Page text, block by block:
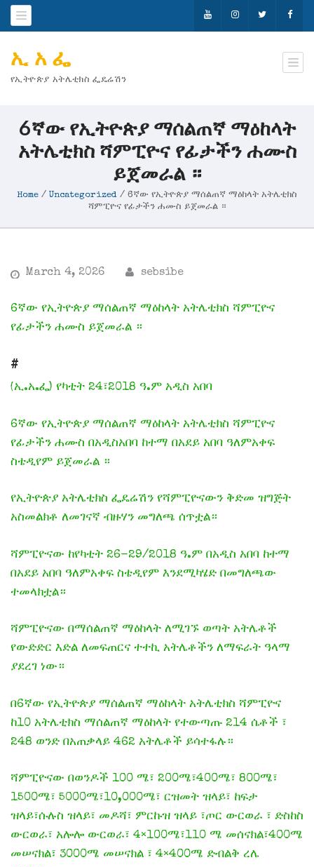
ኢ አ ፌ
የኢትዮጵያ አትሌቲክስ ፌዴሬሽን
6ኛው የኢትዮጵያ ማሰልጠኛ ማዕከላት
አትሌቲክስ ሻምፒዮና የፊታችን ሐሙስ
ይጀመራል ።
Home / Uncategorized / 6ኛው የኢትዮጵያ ማሰልጠኛ ማዕከላት አትሌቲክስ
ሻምፒዮና የፊታችን ሐሙስ ይጀመራል ።
March 4, 2026 sebsibe
6ኛው የኢትዮጵያ ማሰልጠኛ ማዕከላት አትሌቲክስ ሻምፒዮና
የፊታችን ሐሙስ ይጀመራል ።
#
(ኢ.አ.ፌ) የካቲት 24፣2018 ዓ.ም አዲስ አበባ
6ኛው የኢትዮጵያ ማሰልጠኛ ማዕከላት አትሌቲክስ ሻምፒዮና
የፊታችን ሐሙስ በአዲስአበባ ከተማ በአደይ አበባ ዓለምአቀፍ
ስቴዲየም ይጀመራል ።
የኢትዮጵያ አትሌቲክስ ፌዴሬሽን የሻምፒዮናውን ቅድመ ዝግጅት
አስመልክቶ ለመገናኛ ብዙሃን መግለጫ ሰጥቷል።
ሻምፒዮናው ከየካቲት 26-29/2018 ዓ.ም በአዲስ አበባ ከተማ
በአደይ አበባ ዓለምአቀፍ ስቴዲየም እንደሚካሄድ በመግለጫው
ተመላክቷል።
ሻምፒዮናው በማሰልጠኛ ማዕከላት ለሚገኙ ወጣት አትሌቶች
የውድድር እድል ለመፍጠርና ተተኪ አትሌቶችን ለማፍራት ዓላማ
ያደረገ ነው።
በ6ኛው የኢትዮጵያ ማሰልጠኛ ማዕከላት አትሌቲክስ ሻምፒዮና
ከ10 አትሌቲክስ ማሰልጠኛ ማዕከላት የተውጣጡ 214 ሴቶች ፣
248 ወንድ በአጠቃላይ 462 አትሌቶች ይሳተፋሉ።
ሻምፒዮናው በወንዶች 100 ሜ፣ 200ሜ፣400ሜ፣ 800ሜ፣
1500ሜ፣ 5000ሜ፣10,000ሜ፣ ርዝመት ዝላይ፣ ከፍታ
ዝላይ፣ሱሉስ ዝላይ፣ መዶሻ፣ ምርኩዝ ዝላይ ፣ጦር ውርወራ ፣ ድስከስ
ውርወራ፣ አሎሎ ውርወራ፣ 4×100ሜ፣110 ሜ መሰናክል፣400ሜ
መሠናክል፣ 3000ሜ መሠናክል ፣ 4×400ሜ ድብልቅ ረሌ